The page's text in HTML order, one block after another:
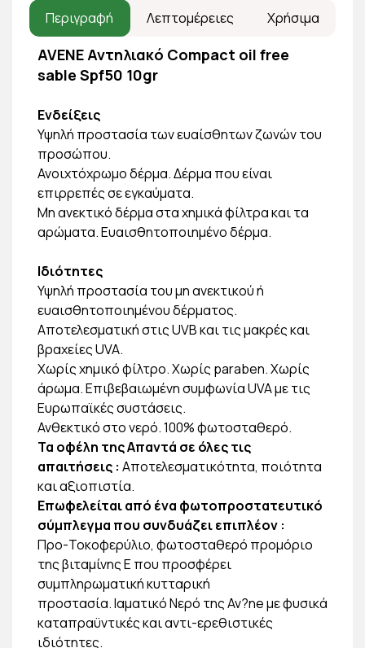
Περιγραφή Λεπτομέρειες Χρήσιμα
AVENE Αντηλιακό Compact oil free
sable Spf50 10gr
Ενδείξεις
Υψηλή προστασία των ευαίσθητων ζωνών του
προσώπου.
Ανοιχτόχρωμο δέρμα. Δέρμα που είναι
επιρρεπές σε εγκαύματα.
Μη ανεκτικό δέρμα στα χημικά φίλτρα και τα
αρώματα. Ευαισθητοποιημένο δέρμα.
Ιδιότητες
Υψηλή προστασία του μη ανεκτικού ή
ευαισθητοποιημένου δέρματος.
Αποτελεσματική στις UVB και τις μακρές και
βραχείες UVA.
Χωρίς χημικό φίλτρο. Χωρίς paraben. Χωρίς
άρωμα. Επιβεβαιωμένη συμφωνία UVA με τις
Ευρωπαϊκές συστάσεις.
Ανθεκτικό στο νερό. 100% φωτοσταθερό.
Τα οφέλη της Απαντά σε όλες τις
απαιτήσεις : Αποτελεσματικότητα, ποιότητα
και αξιοπιστία.
Επωφελείται από ένα φωτοπροστατευτικό
σύμπλεγμα που συνδυάζει επιπλέον :
Προ-Τοκοφερύλιο, φωτοσταθερό προμόριο
της βιταμίνης E που προσφέρει
συμπληρωματική κυτταρική
προστασία. Ιαματικό Νερό της Av?ne με φυσικά
καταπραϋντικές και αντι-ερεθιστικές
ιδιότητες.